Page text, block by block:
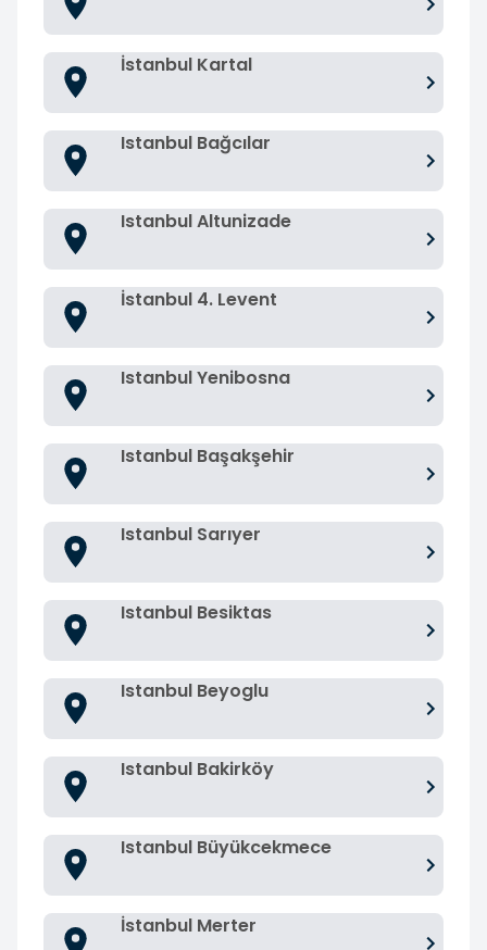
İstanbul Kartal
Istanbul Bağcılar
Istanbul Altunizade
İstanbul 4. Levent
Istanbul Yenibosna
Istanbul Başakşehir
Istanbul Sarıyer
Istanbul Besiktas
Istanbul Beyoglu
Istanbul Bakirköy
Istanbul Büyükcekmece
İstanbul Merter